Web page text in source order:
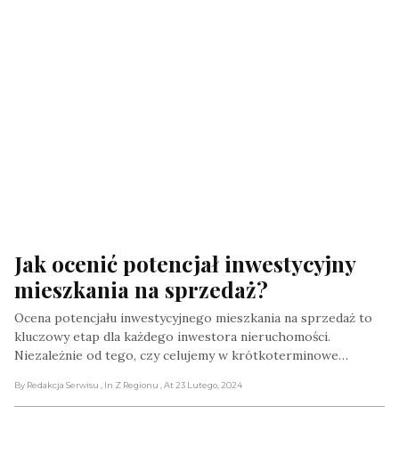
Jak ocenić potencjał inwestycyjny
mieszkania na sprzedaż?
Ocena potencjału inwestycyjnego mieszkania na sprzedaż to
kluczowy etap dla każdego inwestora nieruchomości.
Niezależnie od tego, czy celujemy w krótkoterminowe…
By Redakcja Serwisu , In Z Regionu , At 23 Lutego, 2024